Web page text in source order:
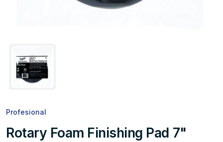
Profesional
Rotary Foam Finishing Pad 7"